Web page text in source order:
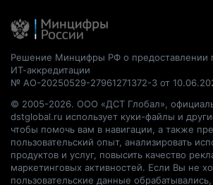
Решение Минцифры РФ о предоставлении
ИТ-аккредитации
№ АО-20250529-27961271372-3 от
© 2005-2026. ООО «ДСТ Глобал»,
dstglobal.ru использует куки-файлы и
чтобы помочь вам в навигации, а также
пользовательский опыт, анализировать
продуктов и услуг, повысить качество
маркетинговых активностей. Если Вы не
пользовательские данные